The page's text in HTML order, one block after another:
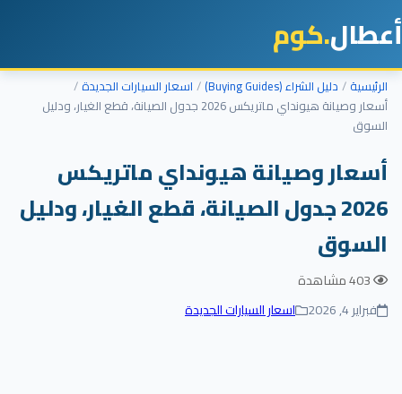
أعطال.كوم
الرئيسية دليل الشراء (Buying Guides)
اسعار السيارات الجديدة
أسعار وصيانة هيونداي ماتريكس 2026 جدول الصيانة، قطع الغيار، ودليل
السوق
أسعار وصيانة هيونداي ماتريكس
2026 جدول الصيانة، قطع الغيار، ودليل
السوق
فبراير 4, 2026 اسعار السيارات الجديدة